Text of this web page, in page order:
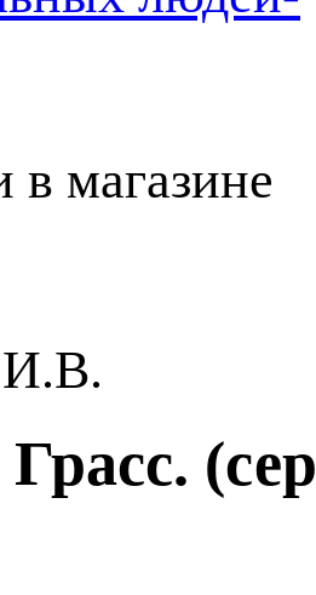
в магазине